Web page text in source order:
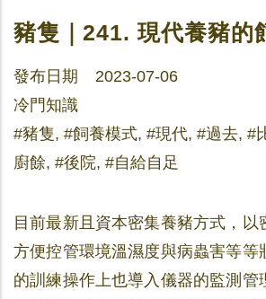
豬隻｜241. 現代養豬的
發布日期 2023-07-06
冷門知識
#豬隻, #飼養模式, #現代, #過去, #
廚餘, #後院, #自給自足
目前最新且資本密集養豬方式，以
方便控管環境溫濕度與病蟲害等等
的訓練操作上也導入儀器的監測管